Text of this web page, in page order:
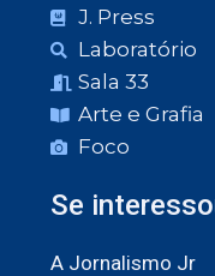
J. Press
Laboratório
Sala 33
Arte e Grafia
Foco
Se
A Jornalismo Jr